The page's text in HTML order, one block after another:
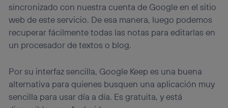
sincronizado con nuestra cuenta de Google en el sitio
web de este servicio. De esa manera, luego podemos
recuperar fácilmente todas las notas para editarlas en
un procesador de textos o blog.
Por su interfaz sencilla, Google Keep es una buena
alternativa para quienes busquen una aplicación muy
sencilla para usar día a día. Es gratuita, y está